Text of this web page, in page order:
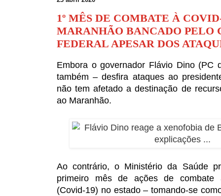
1º MÊS DE COMBATE À
MARANHÃO BANCADO PELO
FEDERAL APESAR DOS
Embora o governador Flávio Dino (PC
também – desfira ataques ao
não tem afetado a destinação de
ao Maranhão.
Ao contrário, o Ministério da Saúde
primeiro mês de ações de combate
(Covid-19) no estado – tomando-se